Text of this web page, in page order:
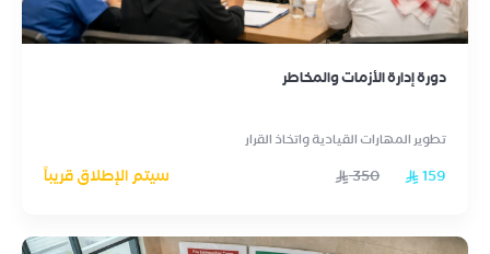
دورة إدارة الأزمات والمخاطر
تطوير المهارات القيادية واتخاذ القرار
159
350 سيتم الإطلاق قريباً